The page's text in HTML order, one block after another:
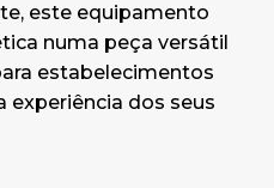
este equipamento
numa peça versátil
estabelecimentos
experiência dos seus